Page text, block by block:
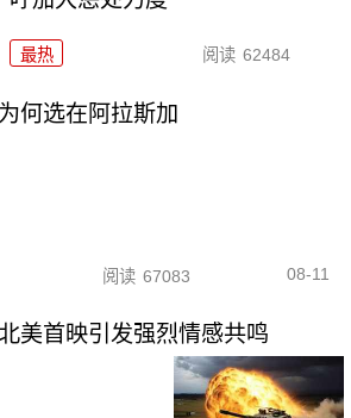
最热 阅读 62484
何选在阿拉斯加
阅读 67083 08-11
美首映引发强烈情感共鸣